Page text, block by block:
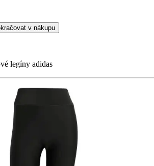
v nákupu
legíny adidas